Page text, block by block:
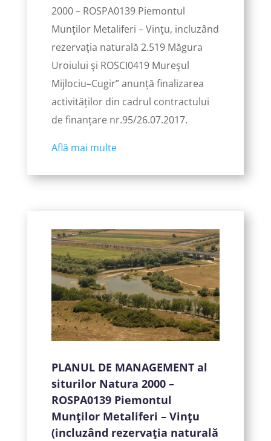
2000 – ROSPA0139 Piemontul
Munţilor Metaliferi – Vinţu, incluzând
rezervaţia naturală 2.519 Măgura
Uroiului şi ROSCI0419 Mureşul
Mijlociu–Cugir” anunță finalizarea
activităților din cadrul contractului
de finanțare nr.95/26.07.2017.
Află mai multe
PLANUL DE MANAGEMENT al
siturilor Natura 2000 –
ROSPA0139 Piemontul
Munţilor Metaliferi – Vinţu
(incluzând rezervaţia naturală